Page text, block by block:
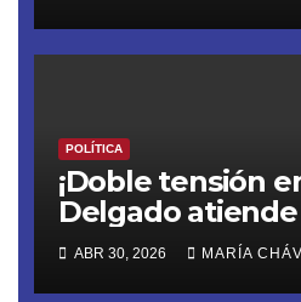
POLÍTICA
¡Doble tensión
Delgado atiende
previo a la
evalúa recortar
ABR 30, 2026 MARÍA